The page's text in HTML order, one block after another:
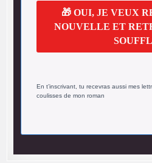
🎁 OUI, JE VEUX
NOUVELLE ET
En t’inscrivant, tu recevras aussi mes
coulisses de mon roman